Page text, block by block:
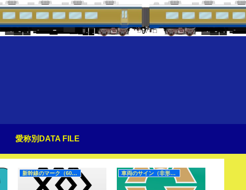
愛称別DATA FILE
新幹線のマーク（60Hz） 車両のサイン（非形式）